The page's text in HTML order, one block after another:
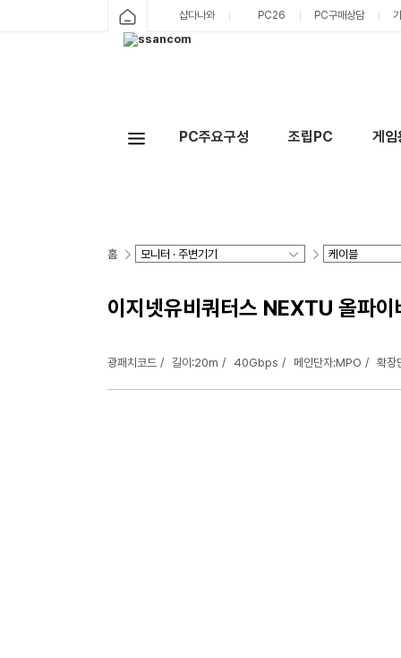
샵다나와 PC26 PC구매상담
PC주요구성 조립PC 게
홈
이지넷유비쿼터스 NEXTU 올파
광패치코드 길이:20m 40Gbps 메인단자:MPO 확장